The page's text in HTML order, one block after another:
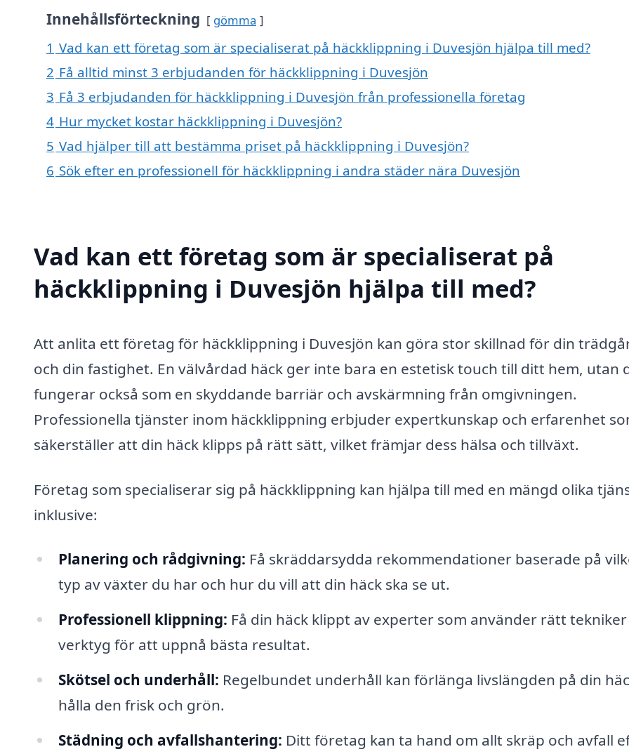
Innehållsförteckning gömma
1 Vad kan ett företag som är specialiserat på häckklippning i Duvesjön hjälpa till med?
2 Få alltid minst 3 erbjudanden för häckklippning i Duvesjön
3 Få 3 erbjudanden för häckklippning i Duvesjön från professionella företag
4 Hur mycket kostar häckklippning i Duvesjön?
5 Vad hjälper till att bestämma priset på häckklippning i Duvesjön?
6 Sök efter en professionell för häckklippning i andra städer nära Duvesjön
Vad kan ett företag som är specialiserat på
häckklippning i Duvesjön hjälpa till med?
Att anlita ett företag för häckklippning i Duvesjön kan göra stor skillnad för din
och din fastighet. En välvårdad häck ger inte bara en estetisk touch till ditt hem, utan
fungerar också som en skyddande barriär och avskärmning från omgivningen.
Professionella tjänster inom häckklippning erbjuder expertkunskap och erfarenhet
säkerställer att din häck klipps på rätt sätt, vilket främjar dess hälsa och tillväxt.
Företag som specialiserar sig på häckklippning kan hjälpa till med en mängd olika
inklusive:
Planering och rådgivning: Få skräddarsydda rekommendationer baserade på
typ av växter du har och hur du vill att din häck ska se ut.
Professionell klippning: Få din häck klippt av experter som använder rätt
verktyg för att uppnå bästa resultat.
Skötsel och underhåll: Regelbundet underhåll kan förlänga livslängden på din
hålla den frisk och grön.
Städning och avfallshantering: Ditt företag kan ta hand om allt skräp och avfall